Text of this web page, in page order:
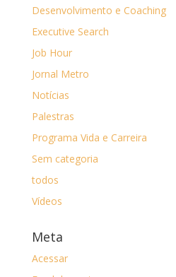
Desenvolvimento e Coaching
Executive Search
Job Hour
Jornal Metro
Notícias
Palestras
Programa Vida e Carreira
Sem categoria
todos
Vídeos
Meta
Acessar